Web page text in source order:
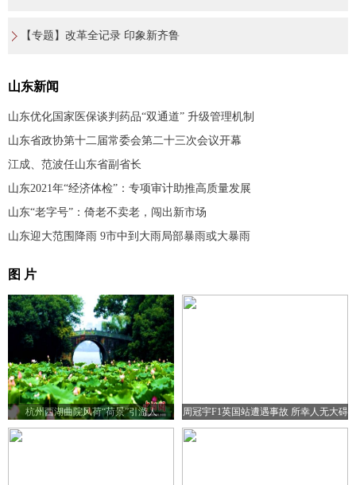
【专题】改革全记录 印象新齐鲁
山东新闻
山东优化国家医保谈判药品“双通道” 升级管理机制
山东省政协第十二届常委会第二十三次会议开幕
江成、范波任山东省副省长
山东2021年“经济体检”：专项审计助推高质量发展
山东“老字号”：倚老不卖老，闯出新市场
山东迎大范围降雨 9市中到大雨局部暴雨或大暴雨
图 片
杭州西湖曲院风荷“荷景”引游人 周冠宇F1英国站遭遇事故 所幸人无大碍